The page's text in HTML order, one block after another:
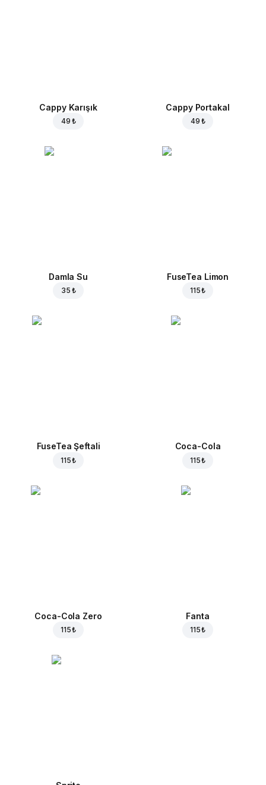
Cappy Karışık
49 ₺
Cappy Portakal
49 ₺
Damla Su
35 ₺
FuseTea Limon
115 ₺
FuseTea Şeftali
115 ₺
Coca-Cola
115 ₺
Coca-Cola Zero
115 ₺
Fanta
115 ₺